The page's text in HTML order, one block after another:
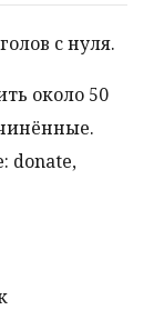
с нуля.
около 50
donate,